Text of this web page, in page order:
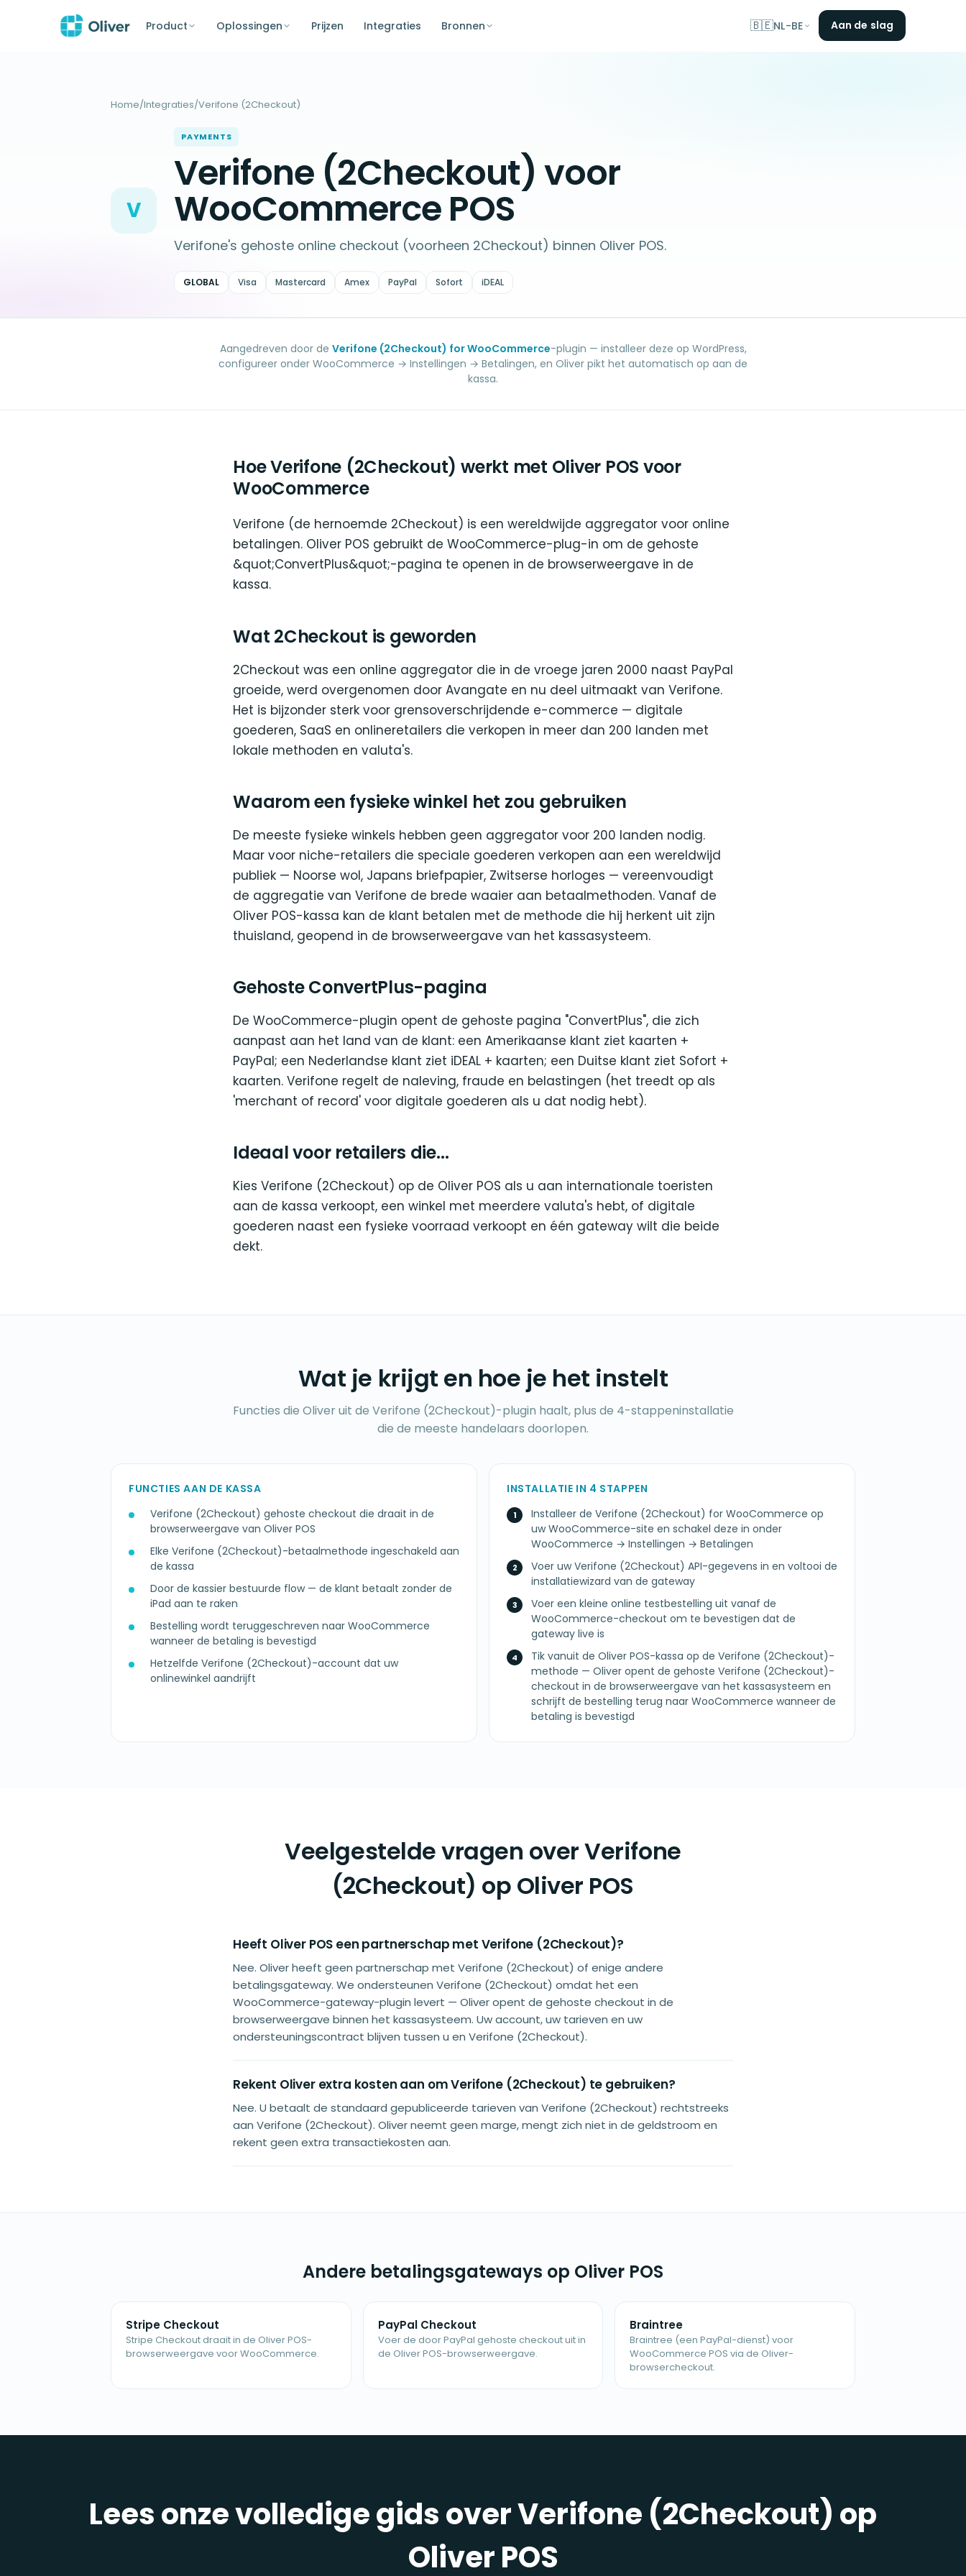
Product Oplossingen Prijzen Integraties Bronnen 🇧🇪NL-BE Aan de slag
Home/Integraties/Verifone (2Checkout)
V
PAYMENTS
Verifone (2Checkout) voor
WooCommerce POS
Verifone's gehoste online checkout (voorheen 2Checkout) binnen Oliver POS.
GLOBAL Visa Mastercard Amex PayPal Sofort iDEAL
Aangedreven door de Verifone (2Checkout) for WooCommerce-plugin — installeer deze op WordPress,
configureer onder WooCommerce → Instellingen → Betalingen, en Oliver pikt het automatisch op aan de
kassa.
Hoe Verifone (2Checkout) werkt met Oliver POS voor
WooCommerce
Verifone (de hernoemde 2Checkout) is een wereldwijde aggregator voor online
betalingen. Oliver POS gebruikt de WooCommerce-plug-in om de gehoste
&quot;ConvertPlus&quot;-pagina te openen in de browserweergave in de
kassa.
Wat 2Checkout is geworden
2Checkout was een online aggregator die in de vroege jaren 2000 naast PayPal
groeide, werd overgenomen door Avangate en nu deel uitmaakt van Verifone.
Het is bijzonder sterk voor grensoverschrijdende e-commerce — digitale
goederen, SaaS en onlineretailers die verkopen in meer dan 200 landen met
lokale methoden en valuta's.
Waarom een fysieke winkel het zou gebruiken
De meeste fysieke winkels hebben geen aggregator voor 200 landen nodig.
Maar voor niche-retailers die speciale goederen verkopen aan een wereldwijd
publiek — Noorse wol, Japans briefpapier, Zwitserse horloges — vereenvoudigt
de aggregatie van Verifone de brede waaier aan betaalmethoden. Vanaf de
Oliver POS-kassa kan de klant betalen met de methode die hij herkent uit zijn
thuisland, geopend in de browserweergave van het kassasysteem.
Gehoste ConvertPlus-pagina
De WooCommerce-plugin opent de gehoste pagina "ConvertPlus", die zich
aanpast aan het land van de klant: een Amerikaanse klant ziet kaarten +
PayPal; een Nederlandse klant ziet iDEAL + kaarten; een Duitse klant ziet Sofort +
kaarten. Verifone regelt de naleving, fraude en belastingen (het treedt op als
'merchant of record' voor digitale goederen als u dat nodig hebt).
Ideaal voor retailers die...
Kies Verifone (2Checkout) op de Oliver POS als u aan internationale toeristen
aan de kassa verkoopt, een winkel met meerdere valuta's hebt, of digitale
goederen naast een fysieke voorraad verkoopt en één gateway wilt die beide
dekt.
Wat je krijgt en hoe je het instelt
Functies die Oliver uit de Verifone (2Checkout)-plugin haalt, plus de 4-stappeninstallatie
die de meeste handelaars doorlopen.
FUNCTIES AAN DE KASSA
Verifone (2Checkout) gehoste checkout die draait in de
browserweergave van Oliver POS
Elke Verifone (2Checkout)-betaalmethode ingeschakeld aan
de kassa
Door de kassier bestuurde flow — de klant betaalt zonder de
iPad aan te raken
Bestelling wordt teruggeschreven naar WooCommerce
wanneer de betaling is bevestigd
Hetzelfde Verifone (2Checkout)-account dat uw
onlinewinkel aandrijft
INSTALLATIE IN 4 STAPPEN
Installeer de Verifone (2Checkout) for WooCommerce op
uw WooCommerce-site en schakel deze in onder
WooCommerce → Instellingen → Betalingen
Voer uw Verifone (2Checkout) API-gegevens in en voltooi de
installatiewizard van de gateway
Voer een kleine online testbestelling uit vanaf de
WooCommerce-checkout om te bevestigen dat de
gateway live is
Tik vanuit de Oliver POS-kassa op de Verifone (2Checkout)-
methode — Oliver opent de gehoste Verifone (2Checkout)-
checkout in de browserweergave van het kassasysteem en
schrijft de bestelling terug naar WooCommerce wanneer de
betaling is bevestigd
Veelgestelde vragen over Verifone
(2Checkout) op Oliver POS
Heeft Oliver POS een partnerschap met Verifone (2Checkout)?
Nee. Oliver heeft geen partnerschap met Verifone (2Checkout) of enige andere
betalingsgateway. We ondersteunen Verifone (2Checkout) omdat het een
WooCommerce-gateway-plugin levert — Oliver opent de gehoste checkout in de
browserweergave binnen het kassasysteem. Uw account, uw tarieven en uw
ondersteuningscontract blijven tussen u en Verifone (2Checkout).
Rekent Oliver extra kosten aan om Verifone (2Checkout) te gebruiken?
Nee. U betaalt de standaard gepubliceerde tarieven van Verifone (2Checkout) rechtstreeks
aan Verifone (2Checkout). Oliver neemt geen marge, mengt zich niet in de geldstroom en
rekent geen extra transactiekosten aan.
Andere betalingsgateways op Oliver POS
Stripe Checkout
Stripe Checkout draait in de Oliver POS-
browserweergave voor WooCommerce.
PayPal Checkout
Voer de door PayPal gehoste checkout uit in
de Oliver POS-browserweergave.
Braintree
Braintree (een PayPal-dienst) voor
WooCommerce POS via de Oliver-
browsercheckout.
Lees onze volledige gids over Verifone (2Checkout) op
Oliver POS